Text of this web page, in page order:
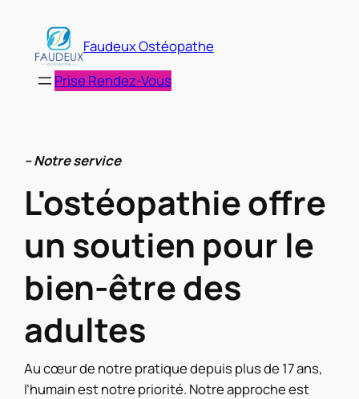
contenu
Faudeux Ostéopathe
Prise Rendez-Vous
– Notre service
L'ostéopathie offre
un soutien pour le
bien-être des
adultes
Au cœur de notre pratique depuis plus de 17 ans,
l’humain est notre priorité. Notre approche est